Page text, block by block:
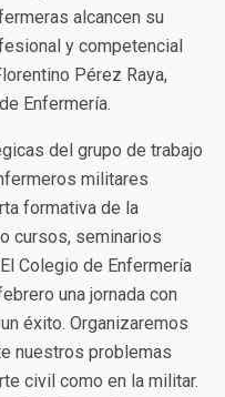
alcancen su
y competencial
Pérez Raya,
Enfermería.
del grupo de trabajo
militares
formativa de la
cursos, seminarios
Colegio de Enfermería
una jornada con
éxito. Organizaremos
nuestros problemas
civil como en la militar.